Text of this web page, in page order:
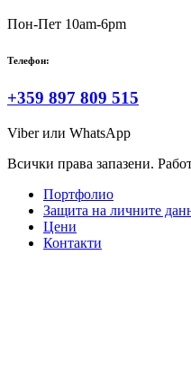
Пон-Пет 10am-6pm
Телефон:
+359 897 809 515
Viber или WhatsApp
Всички права запазени.
Портфолио
Защита на личните
Цени
Контакти